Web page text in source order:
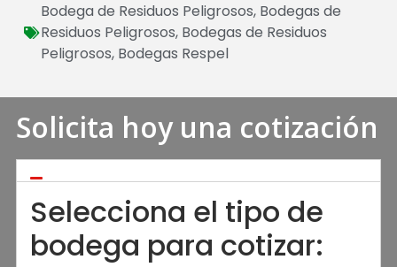
Bodega de Residuos Peligrosos, Bodegas de
Residuos Peligrosos, Bodegas de Residuos
Peligrosos, Bodegas Respel
Solicita hoy una cotización
Selecciona el tipo de
bodega para cotizar: